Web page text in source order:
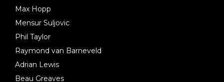
Max Hopp
Mensur Suljovic
Phil Taylor
Raymond van Barneveld
Adrian Lewis
Beau Greaves